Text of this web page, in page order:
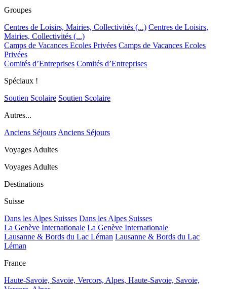
Groupes
Centres de Loisirs, Mairies, Collectivités (...) Centres de Loisirs,
Mairies, Collectivités (...)
Camps de Vacances Ecoles Privées Camps de Vacances Ecoles
Privées
Comités d’Entreprises Comités d’Entreprises
Spéciaux !
Soutien Scolaire Soutien Scolaire
Autres...
Anciens Séjours Anciens Séjours
Voyages Adultes
Voyages Adultes
Destinations
Suisse
Dans les Alpes Suisses Dans les Alpes Suisses
La Genève Internationale La Genève Internationale
Lausanne & Bords du Lac Léman Lausanne & Bords du Lac
Léman
France
Haute-Savoie, Savoie, Vercors, Alpes, Haute-Savoie, Savoie,